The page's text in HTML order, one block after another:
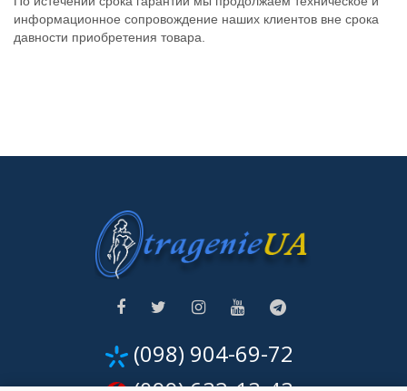
информационное сопровождение наших клиентов вне срока
давности приобретения товара.
(098) 904-69-72